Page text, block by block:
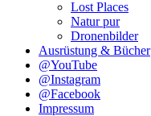
Lost Places
Natur pur
Dronenbilder
Ausrüstung & Bücher
@YouTube
@Instagram
@Facebook
Impressum